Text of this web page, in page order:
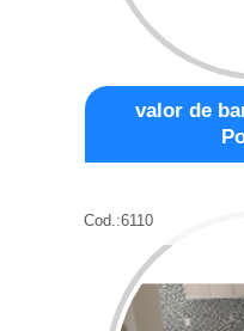
valor de
Cod.:6110